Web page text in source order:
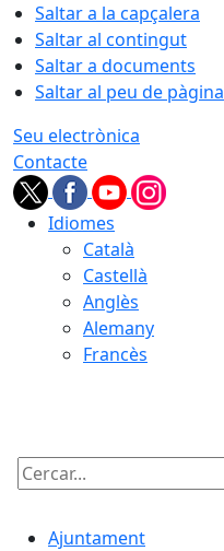
Saltar a la capçalera
Saltar al contingut
Saltar a documents
Saltar al peu de pàgina
Seu electrònica
Contacte
Idiomes
Català
Castellà
Anglès
Alemany
Francès
Cercar:
Ajuntament